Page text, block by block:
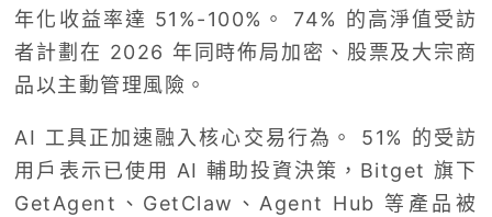
年化收益率達 51%-100%。 74% 的高淨值受訪
者計劃在 2026 年同時佈局加密、股票及大宗商
品以主動管理風險。
AI 工具正加速融入核心交易行為。 51% 的受訪
用戶表示已使用 AI 輔助投資決策，Bitget 旗下
GetAgent、GetClaw、Agent Hub 等產品被